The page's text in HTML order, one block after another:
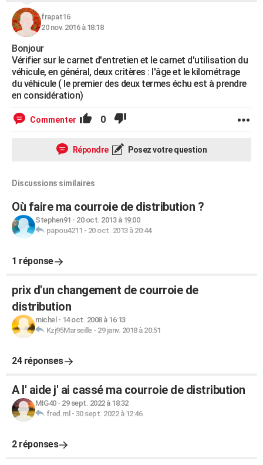
Dictionnaire
Biographies
Citations
Expressions
Proverbes
PROGRAMME TV
COPAINS D'AVANT
S'inscrire
Se connecter
Lycées
Collèges
Primaires
Universités
Entreprises
Service militaire
Avis de recherche
AVIS DE DÉCÈS
FORUM
Bricolage
Lifestyle
Culture
Sport
Auto
Television
Voyage
Cinema
frapat16
20 nov. 2016 à 18:18
Bonjour
Vérifier sur le carnet d'entretien et le carnet d'utilisation du
véhicule, en général, deux critères : l'âge et le kilométrage
du véhicule ( le premier des deux termes échu est à prendre
en considération)
Commenter 0
Répondre Posez votre question
Discussions similaires
Où faire ma courroie de distribution ?
Stephen91 - 20 oct. 2013 à 19:00
papou4211 - 20 oct. 2013 à 20:44
1 réponse
prix d'un changement de courroie de
distribution
michel - 14 oct. 2008 à 16:13
Kzj95Marseille- 29 janv. 2018 à 20:51
24 réponses
A l' aide j' ai cassé ma courroie de distribution
MIG40- 29 sept. 2022 à 18:32
fred.ml - 30 sept. 2022 à 12:46
2 réponses